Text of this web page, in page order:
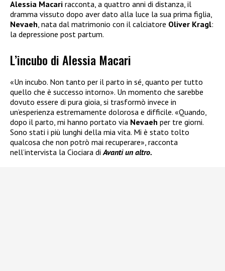
Alessia Macari racconta, a quattro anni di distanza, il
dramma vissuto dopo aver dato alla luce la sua prima figlia,
Nevaeh, nata dal matrimonio con il calciatore Oliver Kragl:
la depressione post partum.
L’incubo di Alessia Macari
«Un incubo. Non tanto per il parto in sé, quanto per tutto
quello che è successo intorno». Un momento che sarebbe
dovuto essere di pura gioia, si trasformò invece in
un’esperienza estremamente dolorosa e difficile. «Quando,
dopo il parto, mi hanno portato via Nevaeh per tre giorni.
Sono stati i più lunghi della mia vita. Mi è stato tolto
qualcosa che non potrò mai recuperare», racconta
nell’intervista la Ciociara di Avanti un altro.